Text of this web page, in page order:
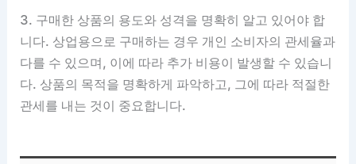
3. 구매한 상품의 용도와 성격을 명확히 알고 있어야 합
니다. 상업용으로 구매하는 경우 개인 소비자의 관세율과
다를 수 있으며, 이에 따라 추가 비용이 발생할 수 있습니
다. 상품의 목적을 명확하게 파악하고, 그에 따라 적절한
관세를 내는 것이 중요합니다.